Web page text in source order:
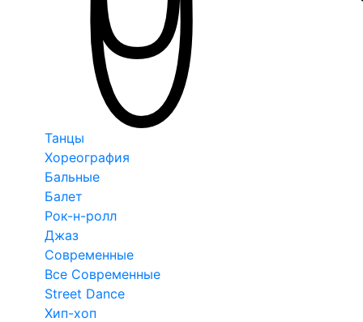
Танцы
Хореография
Бальные
Балет
Рок-н-ролл
Джаз
Современные
Все Современные
Street Dance
Хип-хоп